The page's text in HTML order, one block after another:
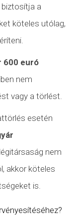
biztosítja a
köteles utólag,
600 euró
nem
vagy a törlést.
esetén
nem
akkor köteles
is.